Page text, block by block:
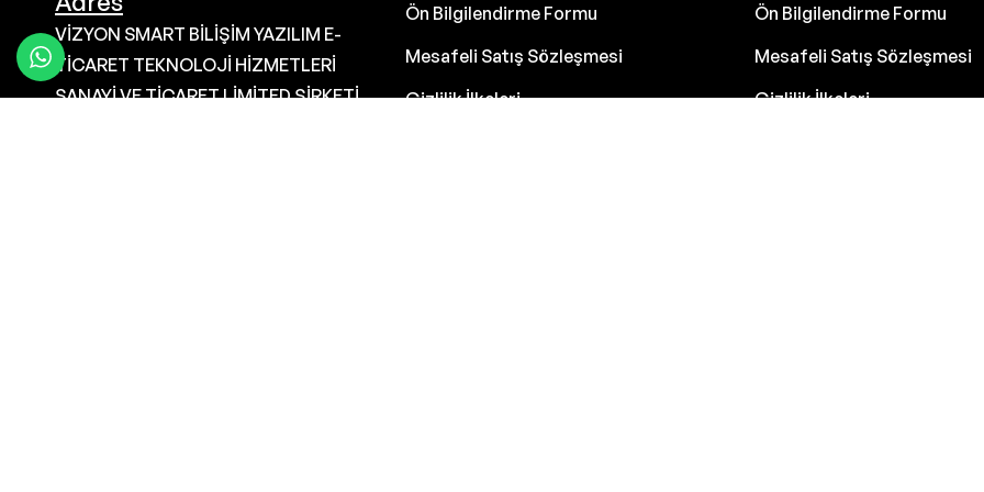
VİZYON SMART BİLİŞİM YAZILIM E-
TİCARET TEKNOLOJİ HİZMETLERİ
SANAYİ VE TİCARET LİMİTED ŞİRKETİ
Ön Bilgilendirme Formu
Mesafeli Satış Sözleşmesi
Gizlilik İlkeleri
Ön Bilgilendirme Formu
Mesafeli Satış Sözleşmesi
Gizlilik İlkeleri